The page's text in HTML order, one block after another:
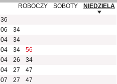
ROBOCZY
SOBOTY
NIEDZIELA
36
06
34
04
34
04 34
56
04 26
34
04 27
47
07 27
47